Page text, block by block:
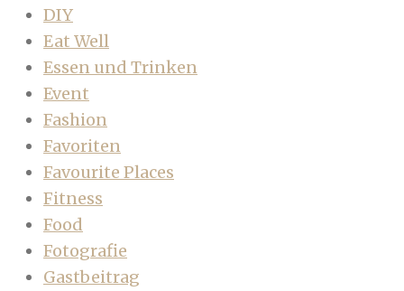
DIY
Eat Well
Essen und Trinken
Event
Fashion
Favoriten
Favourite Places
Fitness
Food
Fotografie
Gastbeitrag